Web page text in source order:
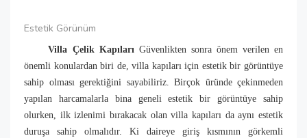
Estetik Görünüm
Villa Çelik Kapıları Güvenlikten sonra önem verilen en
önemli konulardan biri de, villa kapıları için estetik bir görüntüye
sahip olması gerektiğini sayabiliriz. Birçok üründe çekinmeden
yapılan harcamalarla bina geneli estetik bir görüntüye sahip
olurken, ilk izlenimi bırakacak olan villa kapıları da aynı estetik
duruşa sahip olmalıdır. Ki daireye giriş kısmının görkemli